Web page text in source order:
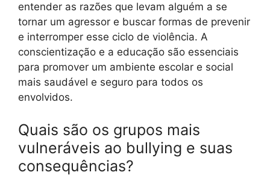
entender as razões que levam alguém a se
tornar um agressor e buscar formas de prevenir
e interromper esse ciclo de violência. A
conscientização e a educação são essenciais
para promover um ambiente escolar e social
mais saudável e seguro para todos os
envolvidos.
Quais são os grupos mais
vulneráveis ao bullying e suas
consequências?